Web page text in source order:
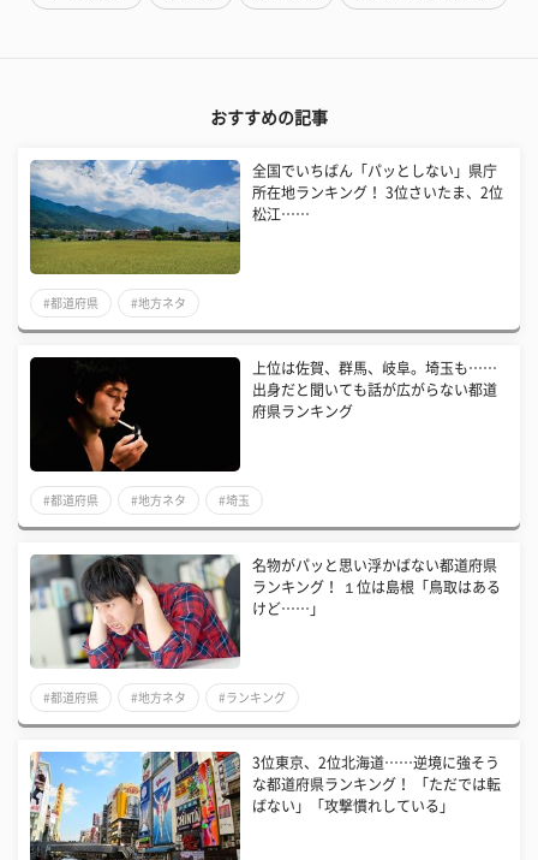
おすすめの記事
全国でいちばん「パッとしない」県庁
所在地ランキング！ 3位さいたま、2位
松江……
#都道府県 #地方ネタ
上位は佐賀、群馬、岐阜。埼玉も……
出身だと聞いても話が広がらない都道
府県ランキング
#都道府県 #地方ネタ #埼玉
名物がパッと思い浮かばない都道府県
ランキング！ １位は島根「鳥取はある
けど……」
#都道府県 #地方ネタ #ランキング
3位東京、2位北海道……逆境に強そう
な都道府県ランキング！ 「ただでは転
ばない」「攻撃慣れしている」